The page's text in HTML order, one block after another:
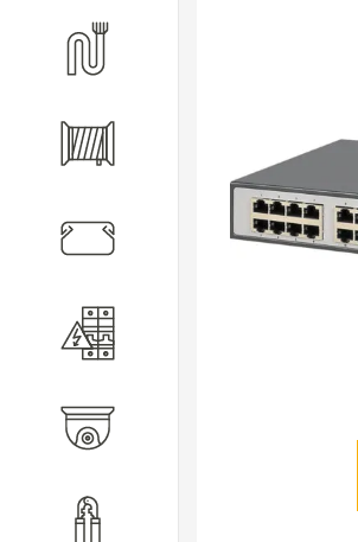
Кабеленесущие системы